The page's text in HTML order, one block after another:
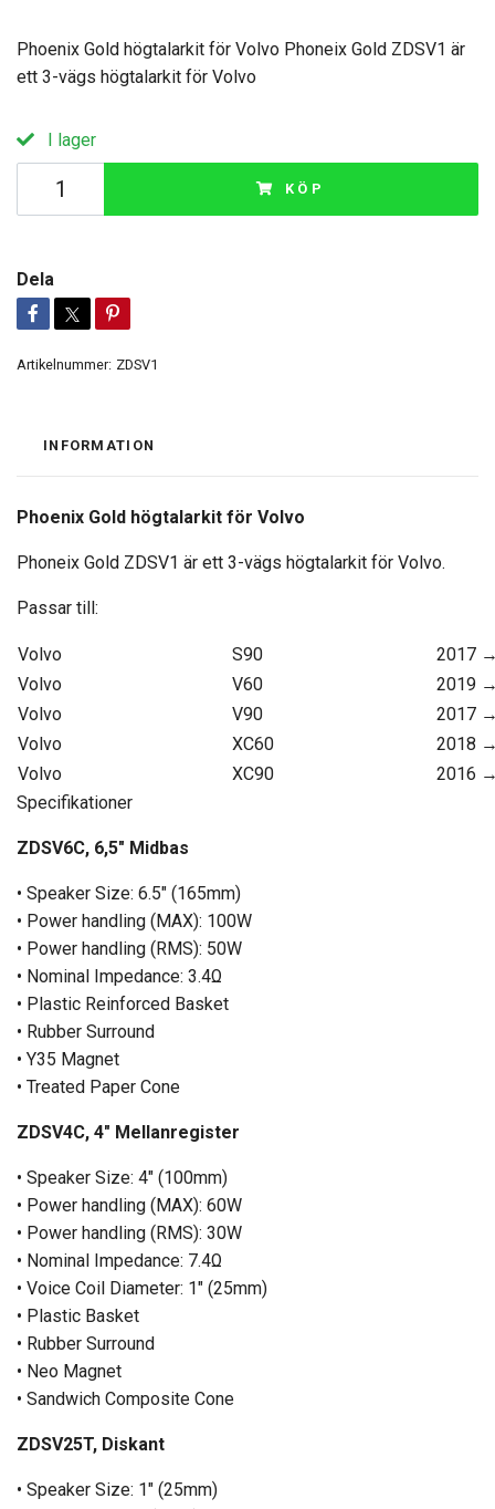
Phoenix Gold högtalarkit för Volvo Phoneix Gold ZDSV1 är
ett 3-vägs högtalarkit för Volvo
I lager
KÖP
Dela
Artikelnummer: ZDSV1
INFORMATION
Phoenix Gold högtalarkit för Volvo
Phoneix Gold ZDSV1 är ett 3-vägs högtalarkit för Volvo.
Passar till:
Volvo S90
2017
Volvo
V60
2019
Volvo
V90
2017
Volvo
XC60
2018
Volvo
XC90
2016
Specifikationer
ZDSV6C, 6,5" Midbas
• Speaker Size: 6.5″ (165mm)
• Power handling (MAX): 100W
• Power handling (RMS): 50W
• Nominal Impedance: 3.4Ω
• Plastic Reinforced Basket
• Rubber Surround
• Y35 Magnet
• Treated Paper Cone
ZDSV4C, 4" Mellanregister
• Speaker Size: 4″ (100mm)
• Power handling (MAX): 60W
• Power handling (RMS): 30W
• Nominal Impedance: 7.4Ω
• Voice Coil Diameter: 1″ (25mm)
• Plastic Basket
• Rubber Surround
• Neo Magnet
• Sandwich Composite Cone
ZDSV25T, Diskant
• Speaker Size: 1″ (25mm)